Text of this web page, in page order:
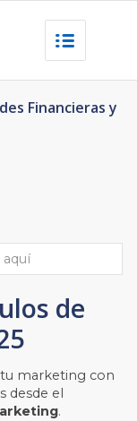
Financieras y
de
tu marketing con
desde el
.